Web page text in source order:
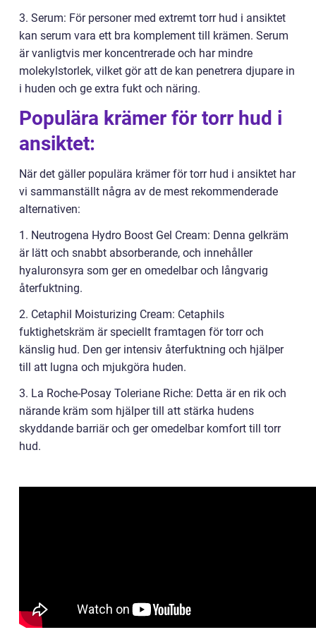
3. Serum: För personer med extremt torr hud i ansiktet
kan serum vara ett bra komplement till krämen. Serum
är vanligtvis mer koncentrerade och har mindre
molekylstorlek, vilket gör att de kan penetrera djupare in
i huden och ge extra fukt och näring.
Populära krämer för torr hud i
ansiktet:
När det gäller populära krämer för torr hud i ansiktet har
vi sammanställt några av de mest rekommenderade
alternativen:
1. Neutrogena Hydro Boost Gel Cream: Denna gelkräm
är lätt och snabbt absorberande, och innehåller
hyaluronsyra som ger en omedelbar och långvarig
återfuktning.
2. Cetaphil Moisturizing Cream: Cetaphils
fuktighetskräm är speciellt framtagen för torr och
känslig hud. Den ger intensiv återfuktning och hjälper
till att lugna och mjukgöra huden.
3. La Roche-Posay Toleriane Riche: Detta är en rik och
närande kräm som hjälper till att stärka hudens
skyddande barriär och ger omedelbar komfort till torr
hud.